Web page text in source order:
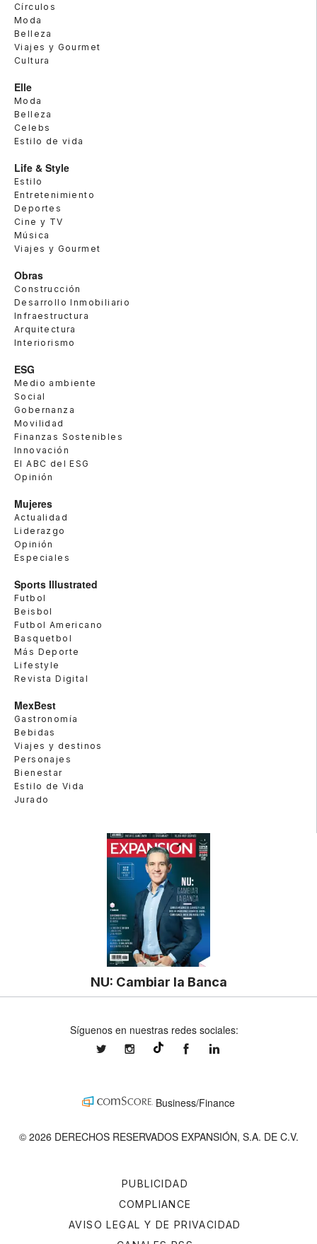
Círculos
Moda
Belleza
Viajes y Gourmet
Cultura
Elle
Moda
Belleza
Celebs
Estilo de vida
Life & Style
Estilo
Entretenimiento
Deportes
Cine y TV
Música
Viajes y Gourmet
Obras
Construcción
Desarrollo Inmobiliario
Infraestructura
Arquitectura
Interiorismo
ESG
Medio ambiente
Social
Gobernanza
Movilidad
Finanzas Sostenibles
Innovación
El ABC del ESG
Opinión
Mujeres
Actualidad
Liderazgo
Opinión
Especiales
Sports Illustrated
Futbol
Beisbol
Futbol Americano
Basquetbol
Más Deporte
Lifestyle
Revista Digital
MexBest
Gastronomía
Bebidas
Viajes y destinos
Personajes
Bienestar
Estilo de Vida
Jurado
NU: Cambiar la Banca
PUBLICIDAD
COMPLIANCE
AVISO LEGAL Y DE PRIVACIDAD
Síguenos en nuestras redes sociales:
expansionmxexpansionmx ExpansionMex
Business/Finance
© 2026 DERECHOS RESERVADOS EXPANSIÓN, S.A. DE C.V.